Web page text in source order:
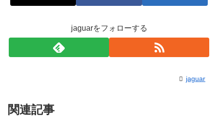
jaguarをフォローする
jaguar
関連記事